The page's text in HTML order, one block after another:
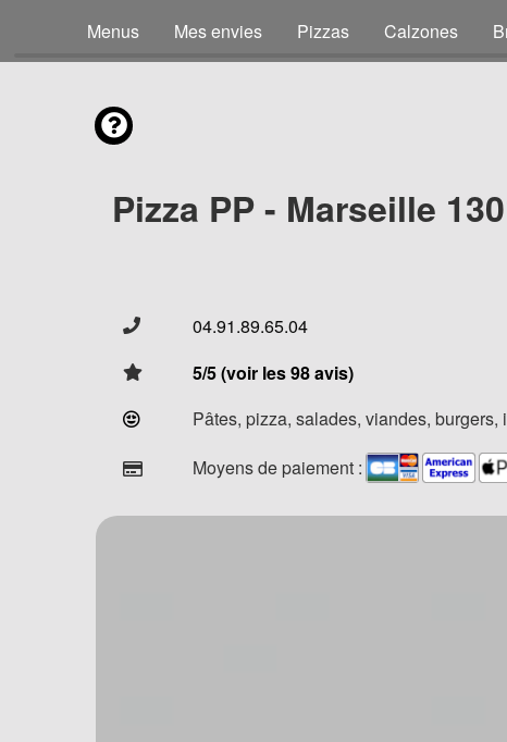
Menus Mes envies Pizzas Calzones
Pizza PP - Marseille
04.91.89.65.04
5/5 (voir les 98 avis)
Pâtes, pizza, salades, viandes,
Moyens de paiement :